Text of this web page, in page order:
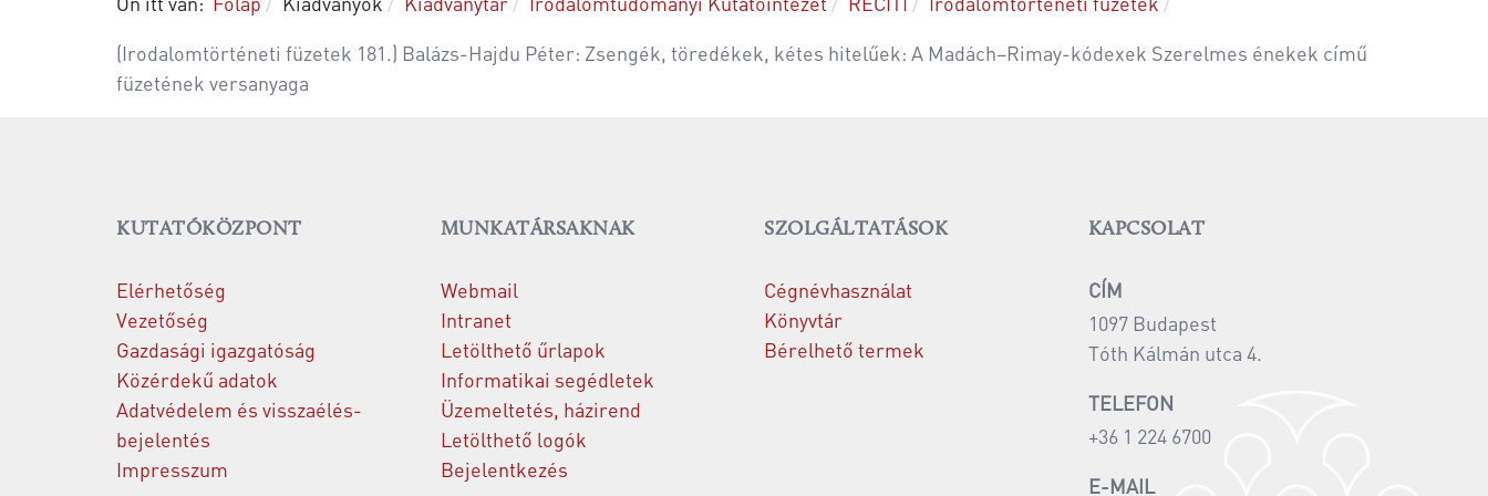
(Iro­da­lom­tör­té­ne­ti fü­ze­tek 181.) Balázs-Hajdu Pé­ter: Zsen­gék, tö­re­dé­kek, ké­tes hi­te­lű­ek: A Madách–Rimay-kódexek Sze­rel­mes éne­kek című
fü­ze­té­nek vers­anya­ga
KUTATÓKÖZPONT
Elérhetőség
Vezetőség
Gazdasági igazgatóság
Közérdekű adatok
Adatvédelem és visszaélés-
bejelentés
Impresszum
MUNKATÁRSAKNAK
Webmail
Intranet
Letölthető űrlapok
Informatikai segédletek
Üzemeltetés, házirend
Letölthető logók
Bejelentkezés
SZOLGÁLTATÁSOK
Cégnévhasználat
Könyvtár
Bérelhető termek
KAPCSOLAT
CÍM
1097 Budapest
Tóth Kálmán utca 4.
TELEFON
+36 1 224 6700
E-MAIL